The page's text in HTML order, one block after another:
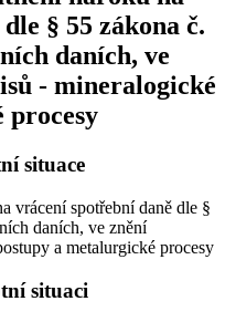
§ 55 zákona č.
daních, ve
- mineralogické
procesy
situace
vrácení spotřební daně dle §
daních, ve znění
a metalurgické procesy
situaci